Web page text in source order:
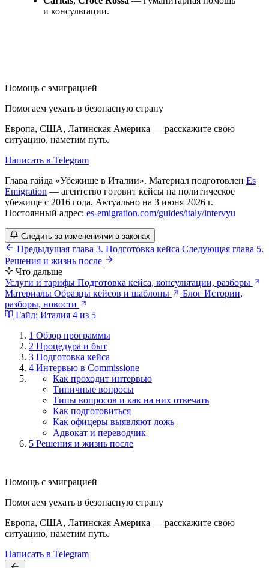
и консультации.
Помощь с эмиграцией
Помогаем уехать в безопасную страну
Европа, США, Латинская Америка — расскажите свою
ситуацию, наметим путь.
Написать в Telegram
Глава гайда «Убежище в Италии». Материал подготовлен Es
Emigration — агентство готовит кейсы на политическое
убежище с 2016 года. Актуально на 3 июня 2026 г.
Постоянный адрес: es-emigration.com/guides/italy/intervyu
Следить за изменениями в законах
Предыдущая глава 3. Подготовка кейса Следующая глава 5.
Решения и жизнь после
Что дальше
Услуги и тарифы Подготовка кейса, консультации, разборы
Материалы Образцы кейсов и шаблоны Блог Истории,
разборы, новости
Гайд: Италия 4 из 5
1 Обзор программы
2 Процедура и быт
3 Подготовка кейса
4 Интервью в Commissione
Как проходит интервью
Типичные вопросы
Типы вопросов и как на них отвечать
Как подготовиться
Как офицеры выявляют ложь
Адвокат и переводчик
5 Решения и жизнь после
Помощь с эмиграцией
Помогаем уехать в безопасную страну
Европа, США, Латинская Америка — расскажите свою
ситуацию, наметим путь.
Написать в Telegram